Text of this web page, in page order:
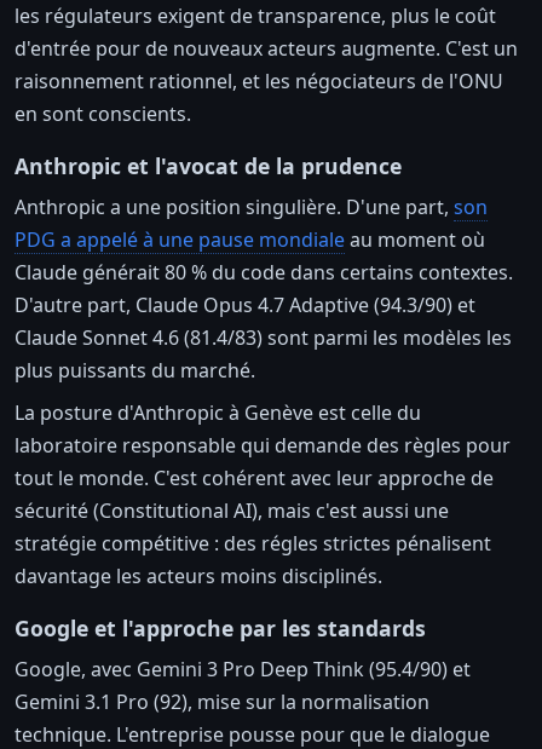
les régulateurs exigent de transparence, plus le coût
d'entrée pour de nouveaux acteurs augmente. C'est un
raisonnement rationnel, et les négociateurs de l'ONU
en sont conscients.
Anthropic et l'avocat de la prudence
Anthropic a une position singulière. D'une part, son
PDG a appelé à une pause mondialeau moment où
Claude générait 80 % du code dans certains contextes.
D'autre part, Claude Opus 4.7 Adaptive (94.3/90) et
Claude Sonnet 4.6 (81.4/83) sont parmi les modèles les
plus puissants du marché.
La posture d'Anthropic à Genève est celle du
laboratoire responsable qui demande des règles pour
tout le monde. C'est cohérent avec leur approche de
sécurité (Constitutional AI), mais c'est aussi une
stratégie compétitive : des régles strictes pénalisent
davantage les acteurs moins disciplinés.
Google et l'approche par les standards
Google, avec Gemini 3 Pro Deep Think (95.4/90) et
Gemini 3.1 Pro (92), mise sur la normalisation
technique. L'entreprise pousse pour que le dialogue